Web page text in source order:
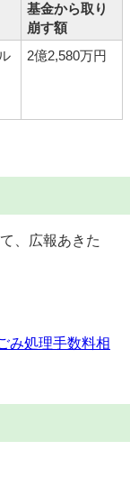
基金から取り
崩す額
2億2,580万円
、広報あきた
み処理手数料相